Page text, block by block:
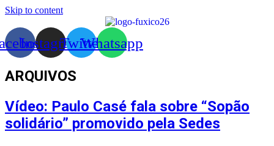
Skip to content
InstagramTwitterWhatsapp
ARQUIVOS
Vídeo: Paulo Casé fala sobre “Sopão
solidário” promovido pela Sedes